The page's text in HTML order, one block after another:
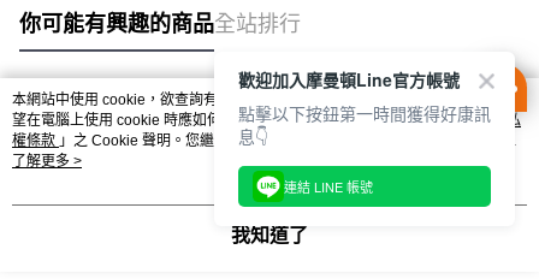
你可能有興趣的商品全站排行
熱門標籤
本網站中使用 cookie，欲查詢有關本網站使用 cookie 方式之詳情，及若您不希
望在電腦上使用 cookie 時應如何變更電腦的 cookie 設定，請參閱本網站「
隱私
權條款 」之 Cookie 聲明。您繼續使用本網站即表示您同意本公司得按本網站使
用條款之 Cookie 聲明使用 cookie。
了解更多 >
我知道了
歡迎加入摩曼頓Line官方帳號
點擊以下按鈕第一時間獲得好康訊
息👇
連結 LINE 帳號